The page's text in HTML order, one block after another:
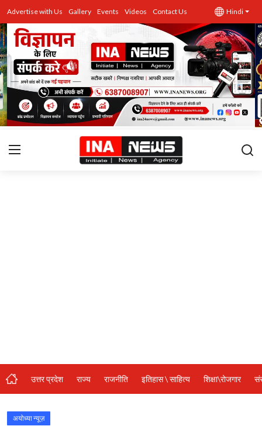
Advertise with Us Gallery Events Videos Contact Us Hindi
उत्तर प्रदेश
Advertise with Us
Events
राज्य
विशेष स्टोरी
अजब गजब
नई दिल्ली
उत्तर प्रदेश राज्य राजनीति इतिहास \ साहित्य शिक्षा\रोजगार
अयोध्या न्यूज़